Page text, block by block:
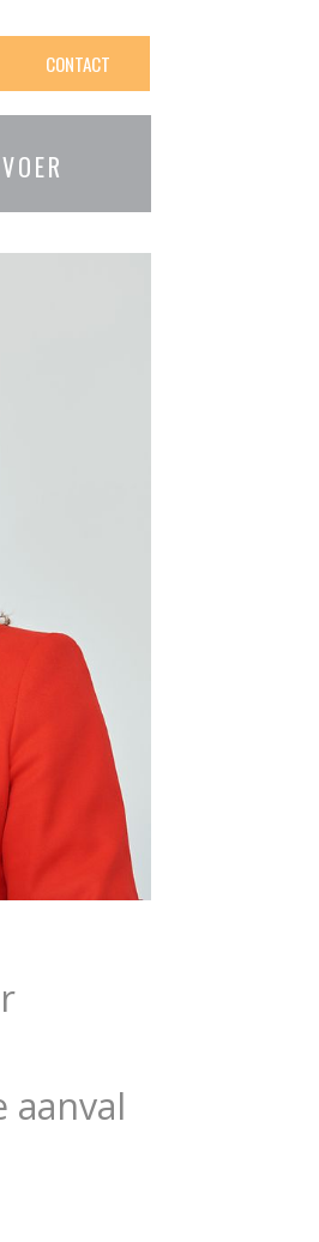
CONTACT